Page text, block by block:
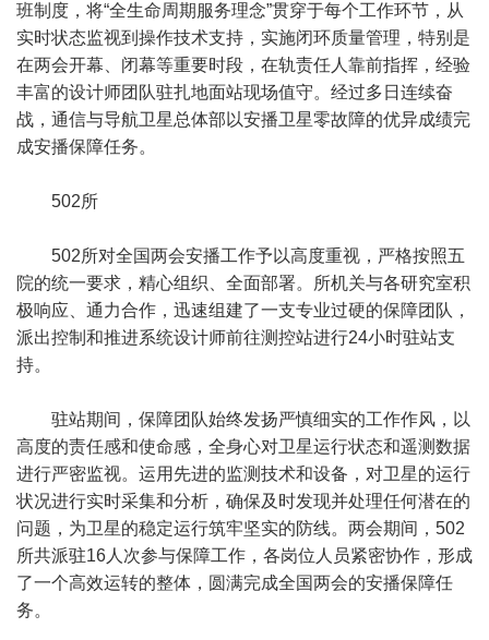
班制度，将“全生命周期服务理念”贯穿于每个工作环节，从
实时状态监视到操作技术支持，实施闭环质量管理，特别是
在两会开幕、闭幕等重要时段，在轨责任人靠前指挥，经验
丰富的设计师团队驻扎地面站现场值守。经过多日连续奋
战，通信与导航卫星总体部以安播卫星零故障的优异成绩完
成安播保障任务。
502所
502所对全国两会安播工作予以高度重视，严格按照五
院的统一要求，精心组织、全面部署。所机关与各研究室积
极响应、通力合作，迅速组建了一支专业过硬的保障团队，
派出控制和推进系统设计师前往测控站进行24小时驻站支
持。
驻站期间，保障团队始终发扬严慎细实的工作作风，以
高度的责任感和使命感，全身心对卫星运行状态和遥测数据
进行严密监视。运用先进的监测技术和设备，对卫星的运行
状况进行实时采集和分析，确保及时发现并处理任何潜在的
问题，为卫星的稳定运行筑牢坚实的防线。两会期间，502
所共派驻16人次参与保障工作，各岗位人员紧密协作，形成
了一个高效运转的整体，圆满完成全国两会的安播保障任
务。